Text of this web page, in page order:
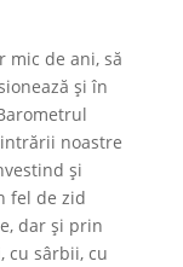
mic de ani, să
și în
noastre
și
fel de zid
dar și prin
cu sârbii, cu